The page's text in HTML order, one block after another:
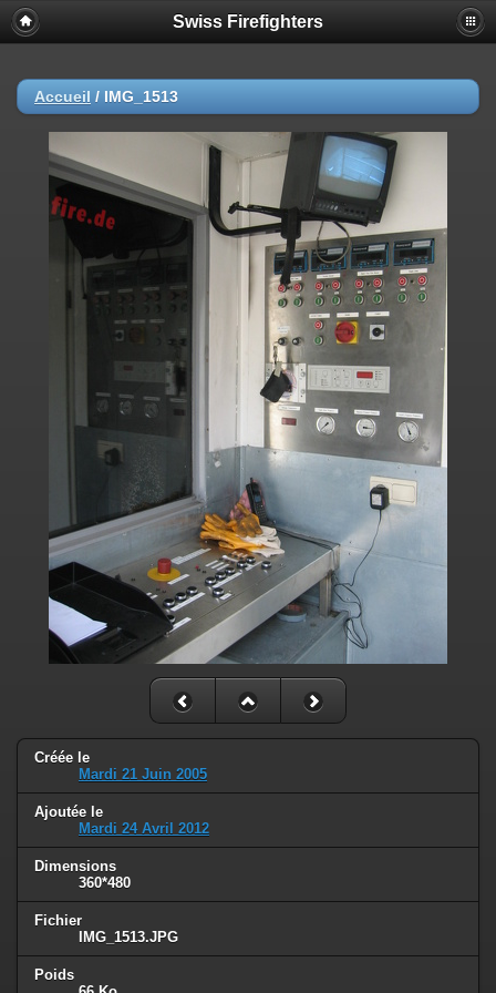
Swiss Firefighters
Accueil / IMG_1513
Créée le
Mardi 21 Juin 2005
Ajoutée le
Mardi 24 Avril 2012
Dimensions
360*480
Fichier
IMG_1513.JPG
Poids